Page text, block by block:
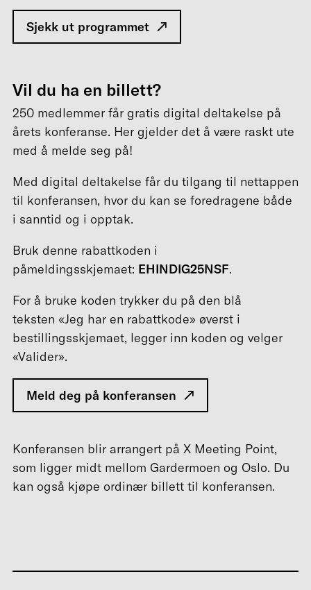
Sjekk ut programmet
Vil du ha en billett?
250 medlemmer får gratis digital deltakelse på
årets konferanse. Her gjelder det å være raskt ute
med å melde seg på!
Med digital deltakelse får du tilgang til nettappen
til konferansen, hvor du kan se foredragene både
i sanntid og i opptak.
Bruk denne rabattkoden i
påmeldingsskjemaet: EHINDIG25NSF.
For å bruke koden trykker du på den blå
teksten «Jeg har en rabattkode» øverst i
bestillingsskjemaet, legger inn koden og velger
«Valider».
Meld deg på konferansen
Konferansen blir arrangert på X Meeting Point,
som ligger midt mellom Gardermoen og Oslo. Du
kan også kjøpe ordinær billett til konferansen.